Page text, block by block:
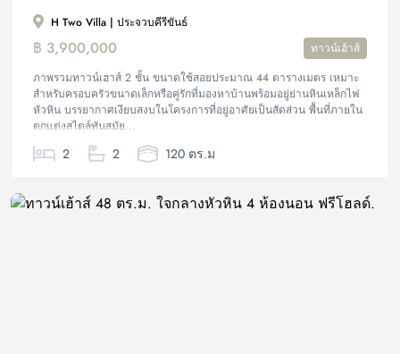
H Two Villa | ประจวบคีรีขันธ์
฿ 3,900,000
ทาวน์เฮ้าส์
ภาพรวมทาวน์เฮาส์ 2 ชั้น ขนาดใช้สอยประมาณ 44 ตารางเมตร เหมาะ
สำหรับครอบครัวขนาดเล็กหรือคู่รักที่มองหาบ้านพร้อมอยู่ย่านหินเหล็กไฟ
หัวหิน บรรยากาศเงียบสงบในโครงการที่อยู่อาศัยเป็นสัดส่วน พื้นที่ภายใน
ตกแต่งสไตล์ทันสมัย...
2 2 120 ตร.ม